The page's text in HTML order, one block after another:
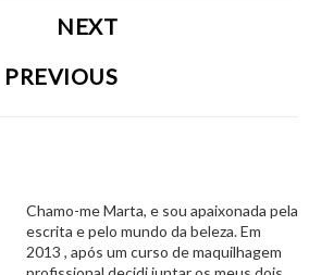
NEXT
PREVIOUS
Chamo-me Marta, e sou apaixonada pela
escrita e pelo mundo da beleza. Em
2013 , após um curso de maquilhagem